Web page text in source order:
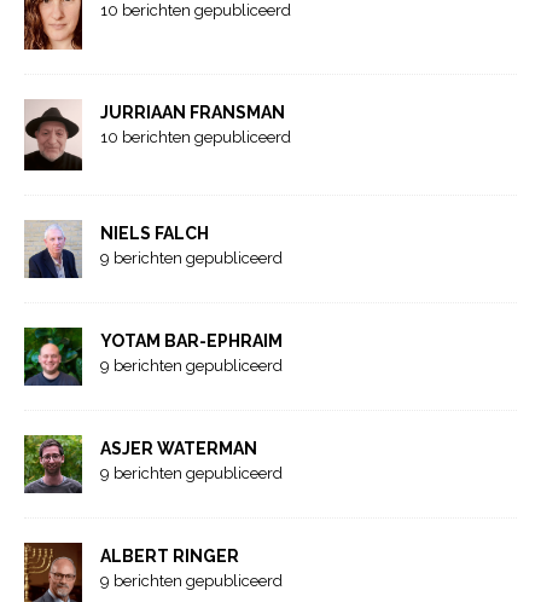
10 berichten gepubliceerd
JURRIAAN FRANSMAN
10 berichten gepubliceerd
NIELS FALCH
9 berichten gepubliceerd
YOTAM BAR-EPHRAIM
9 berichten gepubliceerd
ASJER WATERMAN
9 berichten gepubliceerd
ALBERT RINGER
9 berichten gepubliceerd